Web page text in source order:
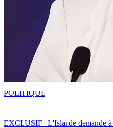
EXCLUSIF : L'Islande demande à
POLITIQUE